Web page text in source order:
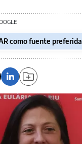
como fuente preferida